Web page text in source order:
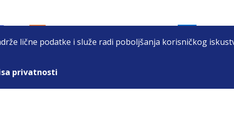
lične podatke i služe radi poboljšanja korisničkog
privatnosti